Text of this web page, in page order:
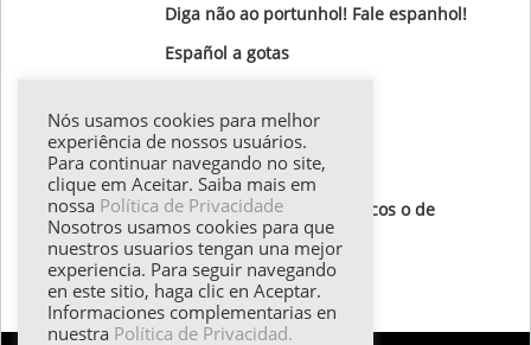
Diga não ao portunhol! Fale espanhol!
Español a gotas‏
Gotas Gramaticales
Lugares para visitar
Textos de autores hispánicos o de
destaque
Todos los textos
Nós usamos cookies para melhor
experiência de nossos usuários.
Para continuar navegando no site,
clique em Aceitar. Saiba mais em
nossa Política de Privacidade
Nosotros usamos cookies para que
nuestros usuarios tengan una mejor
experiencia. Para seguir navegando
en este sitio, haga clic en Aceptar.
Informaciones complementarias en
nuestra Política de Privacidad.